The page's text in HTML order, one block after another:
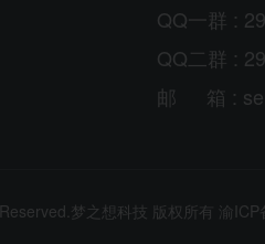
QQ一群 :
QQ二群 :
邮
箱 :
梦之想科技 版权所有 渝